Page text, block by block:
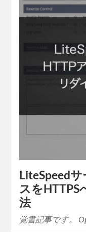
LiteSpeed
スをHTTPS
法
覚書記事です。